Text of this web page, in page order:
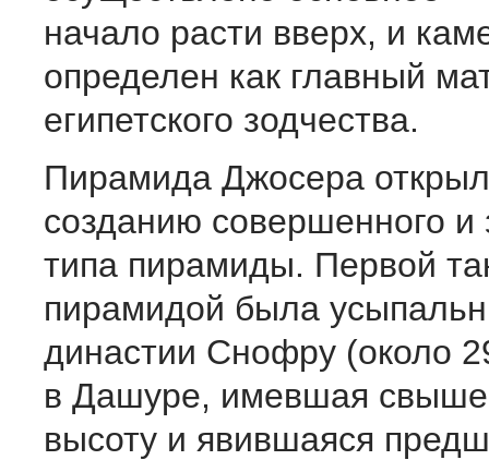
начало расти вверх, и
определен как главный
египетского зодчества.
Пирамида Джосера
созданию совершенного и
типа пирамиды. Первой
пирамидой была
династии Снофру (около
в Дашуре, имевшая
высоту и явившаяся